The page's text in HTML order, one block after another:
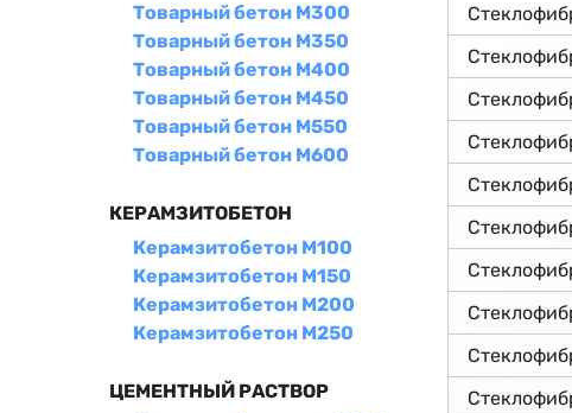
Товарный бетон М300
Товарный бетон М350
Товарный бетон М400
Товарный бетон М450
Товарный бетон М550
Товарный бетон М600
КЕРАМЗИТОБЕТОН
Керамзитобетон М100
Керамзитобетон М150
Керамзитобетон М200
Керамзитобетон М250
ЦЕМЕНТНЫЙ РАСТВОР